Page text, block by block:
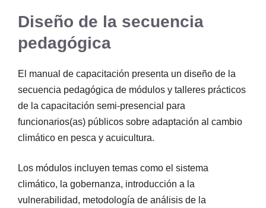
Diseño de la secuencia
pedagógica
El manual de capacitación presenta un diseño de la
secuencia pedagógica de módulos y talleres prácticos
de la capacitación semi-presencial para
funcionarios(as) públicos sobre adaptación al cambio
climático en pesca y acuicultura.
Los módulos incluyen temas como el sistema
climático, la gobernanza, introducción a la
vulnerabilidad, metodología de análisis de la